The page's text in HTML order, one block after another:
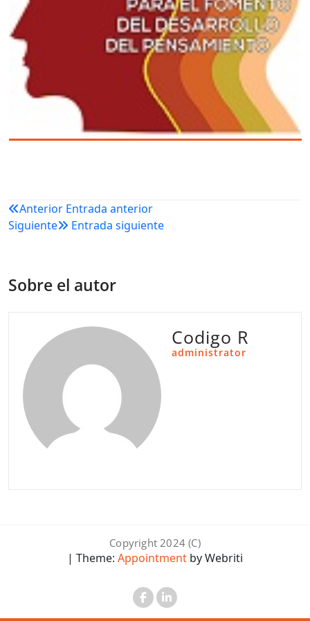
Navegación
de
Anterior Entrada anterior
Siguiente
Entrada siguiente
Sobre el autor
Codigo R
administrator
Copyright 2024 (C)
| Theme: Appointment by Webriti